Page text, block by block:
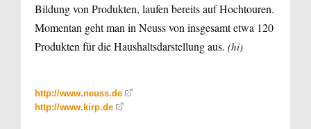
Bildung von Produkten, laufen bereits auf Hochtouren.
Momentan geht man in Neuss von insgesamt etwa 120
Produkten für die Haushaltsdarstellung aus. (hi)
http://www.neuss.de
http://www.kirp.de